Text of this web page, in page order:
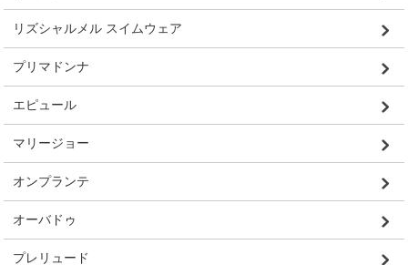
リズシャルメル スイムウェア
プリマドンナ
エピュール
マリージョー
オンプランテ
オーバドゥ
プレリュード